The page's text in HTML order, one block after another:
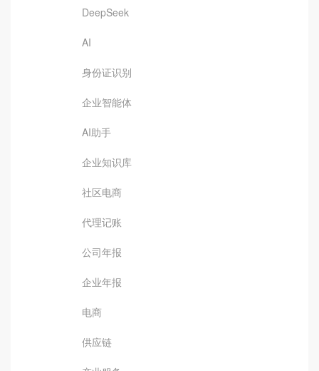
DeepSeek
AI
身份证识别
企业智能体
AI助手
企业知识库
社区电商
代理记账
公司年报
企业年报
电商
供应链